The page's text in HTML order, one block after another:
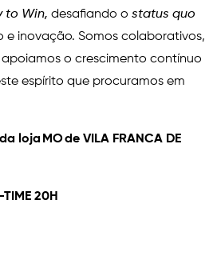
to Win, desafiando o status quo
inovação. Somos colaborativos,
o crescimento contínuo
espírito que procuramos em
loja MO de VILA FRANCA DE
TIME 20H